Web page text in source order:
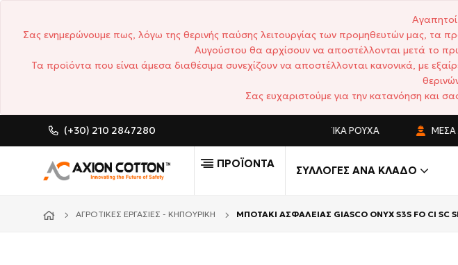
Σας ενημερώνουμε πως, λόγω της θερινής παύσης λειτουργίας των προμηθευτών μας, τα
Αυγούστου θα αρχίσουν να αποστέλλονται μετά το
Τα προϊόντα που είναι άμεσα διαθέσιμα συνεχίζουν να αποστέλλονται κανονικά, με
Σας ευχαριστούμε για την κατανόηση και
(+30) 210 2847280 CUSTOM MADE ΕΠΑΓΓΕΛΜΑΤΙΚΆ ΡΟΎΧΑ ΜΈΣΑ
ΠΡΟΪΟΝΤΑ
ΣΥΛΛΟΓΈΣ ΑΝΆ ΚΛΆΔΟ
ΑΓΡΟΤΙΚΈΣ ΕΡΓΑΣΊΕΣ - ΚΗΠΟΥΡΙΚΉ ΜΠΟΤΑΚΙ ΑΣΦΑΛΕΙΑΣ GIASCO ONYX S3S FO CI SC